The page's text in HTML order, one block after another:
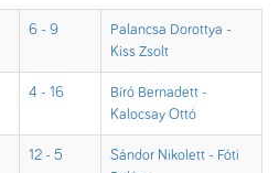
6 - 9
Palancsa Dorottya -
Kiss Zsolt
4 - 16
Bíró Bernadett -
Kalocsay Ottó
12 - 5
Sándor Nikolett - Fóti